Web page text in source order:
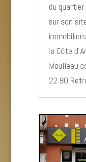
du
sur son
la Côte
Moulleau
22 80